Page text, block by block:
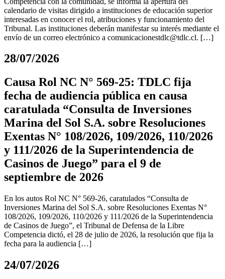
calendario de visitas dirigido a instituciones de educación superior
interesadas en conocer el rol, atribuciones y funcionamiento del
Tribunal. Las instituciones deberán manifestar su interés mediante el
envío de un correo electrónico a comunicacionestdlc@tdlc.cl. […]
28/07/2026
Causa Rol NC N° 569-25: TDLC fija
fecha de audiencia pública en causa
caratulada “Consulta de Inversiones
Marina del Sol S.A. sobre Resoluciones
Exentas N° 108/2026, 109/2026, 110/2026
y 111/2026 de la Superintendencia de
Casinos de Juego” para el 9 de
septiembre de 2026
En los autos Rol NC N° 569-26, caratulados “Consulta de
Inversiones Marina del Sol S.A. sobre Resoluciones Exentas N°
108/2026, 109/2026, 110/2026 y 111/2026 de la Superintendencia
de Casinos de Juego”, el Tribunal de Defensa de la Libre
Competencia dictó, el 28 de julio de 2026, la resolución que fija la
fecha para la audiencia […]
24/07/2026